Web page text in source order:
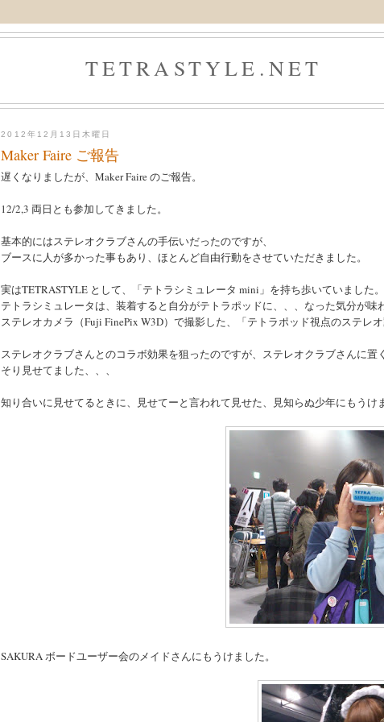
TETRASTYLE.NET
2012年12月13日木曜日
Maker Faire ご報告
遅くなりましたが、Maker Faire のご報告。
12/2,3 両日とも参加してきました。
基本的にはステレオクラブさんの手伝いだったのですが、
ブースに人が多かった事もあり、ほとんど自由行動をさせていただきました。
実はTETRASTYLE として、「テトラシミュレータ mini」を持ち歩いていました
テトラシミュレータは、装着すると自分がテトラポッドに、、、なった気分が味
ステレオカメラ（Fuji FinePix W3D）で撮影した、「テトラポッド視点のステレ
ステレオクラブさんとのコラボ効果を狙ったのですが、ステレオクラブさんに
そり見せてました、、、
知り合いに見せてるときに、見せてーと言われて見せた、見知らぬ少年にもうけ
SAKURA ボードユーザー会のメイドさんにもうけました。